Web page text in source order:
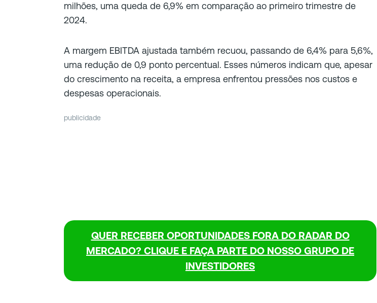
milhões, uma queda de 6,9% em comparação ao primeiro trimestre de
2024.
A margem EBITDA ajustada também recuou, passando de 6,4% para 5,6%,
uma redução de 0,9 ponto percentual. Esses números indicam que, apesar
do crescimento na receita, a empresa enfrentou pressões nos custos e
despesas operacionais.
publicidade
QUER RECEBER OPORTUNIDADES FORA DO RADAR DO
MERCADO? CLIQUE E FAÇA PARTE DO NOSSO GRUPO DE
INVESTIDORES